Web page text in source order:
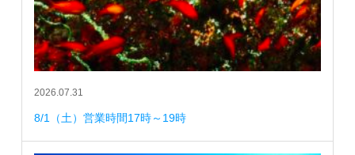
2026.07.31
8/1（土）営業時間17時～19時